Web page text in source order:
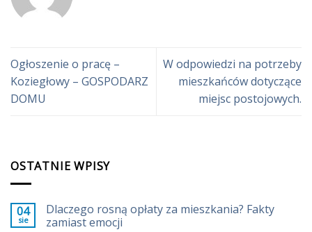
Ogłoszenie o pracę –
Koziegłowy – GOSPODARZ
DOMU
W odpowiedzi na potrzeby
mieszkańców dotyczące
miejsc postojowych.
OSTATNIE WPISY
04
sie
Dlaczego rosną opłaty za mieszkania? Fakty
zamiast emocji